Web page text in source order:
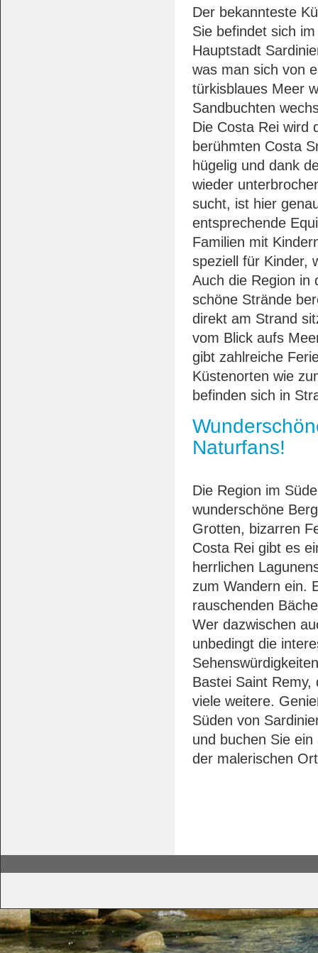
Der bekannteste
Sie befindet sich
Hauptstadt
was man sich von
türkisblaues Meer
Sandbuchten
Die Costa Rei wird
berühmten Costa
hügelig und dank
wieder
sucht, ist hier
entsprechende
Familien mit
speziell für Kinder,
Auch die Region in
schöne Strände
direkt am Strand
vom Blick aufs
gibt zahlreiche
Küstenorten wie
befinden sich in
Naturfans!
Die Region im
wunderschöne
Grotten, bizarren
Costa Rei gibt es
herrlichen
zum Wandern ein.
rauschenden
Wer dazwischen
unbedingt die
Bastei Saint
viele weitere.
Süden von
und buchen Sie
der malerischen